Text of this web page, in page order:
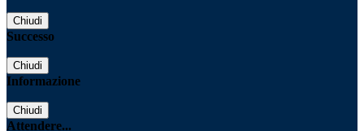
Chiudi
Successo
Chiudi
Informazione
Chiudi
Attendere...